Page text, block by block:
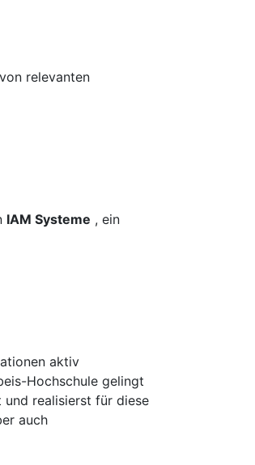
relevanten
IAM Systeme , ein
aktiv
Hochschule gelingt
und realisierst für diese
auch